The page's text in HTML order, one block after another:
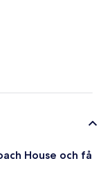
House och få